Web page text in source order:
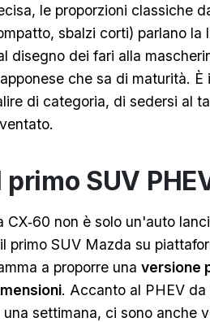
le proporzioni classiche
sbalzi corti) parlano
disegno dei fari alla
che sa di maturità.
di categoria, di sedersi al
primo SUV
CX‑60 non è solo un'auto
primo SUV Mazda su
a proporre una versione
. Accanto al PHEV
una settimana, ci sono anche